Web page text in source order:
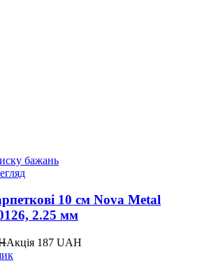
бажань
10 см Nova Metal
2.25 мм
Акція 187 UAH